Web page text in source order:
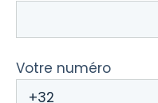
Votre numéro